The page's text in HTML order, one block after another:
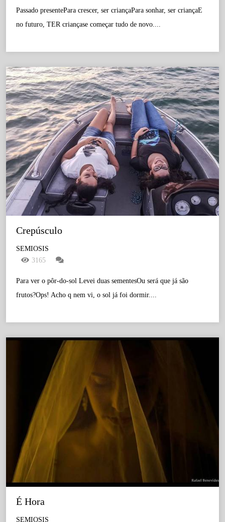
Passado presentePara crescer, ser criançaPara sonhar, ser criançaE
no futuro, TER criançase começar tudo de novo....
Crepúsculo
SEMIOSIS
3165
Para ver o pôr-do-sol Levei duas sementesOu será que já são
frutos?Ops! Acho q nem vi, o sol já foi dormir....
É Hora
SEMIOSIS